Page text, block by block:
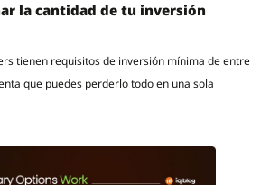
la cantidad de tu inversión
tienen requisitos de inversión mínima de entre
que puedes perderlo todo en una sola